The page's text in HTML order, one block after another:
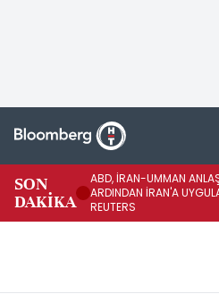
SON
DAKİKA
ABD, İRAN-UMMAN
ARDINDAN İRAN'A
REUTERS